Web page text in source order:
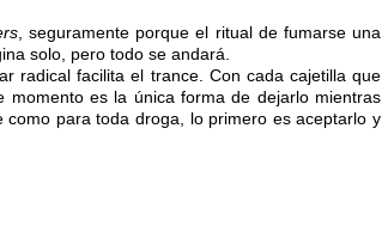
, seguramente porque el ritual de fumarse una
solo, pero todo se andará.
radical facilita el trance. Con cada cajetilla que
es la única forma de dejarlo mientras
como para toda droga, lo primero es aceptarlo y